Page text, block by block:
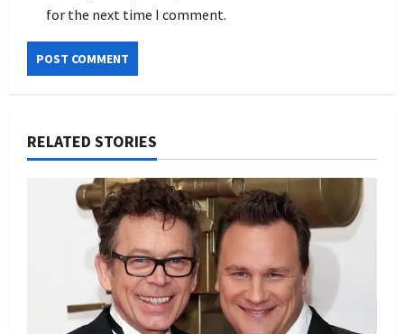
for the next time I comment.
RELATED STORIES